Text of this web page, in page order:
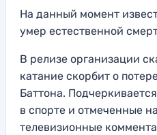
На данный момент
умер естественной
В релизе организации
катание скорбит о
Баттона.
в спорте и отмеченные
телевизионные